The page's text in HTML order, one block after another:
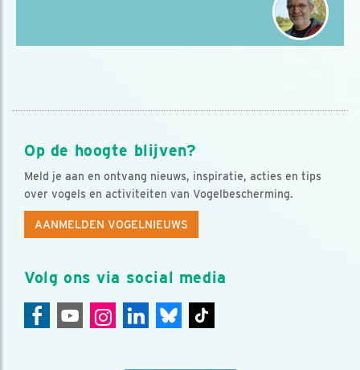
Op de hoogte blijven?
Meld je aan en ontvang nieuws, inspiratie, acties en tips
over vogels en activiteiten van Vogelbescherming.
AANMELDEN VOGELNIEUWS
Volg ons via social media